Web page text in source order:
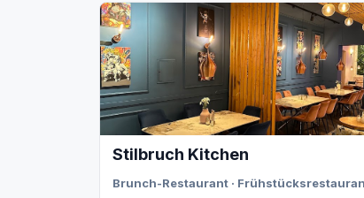
Stilbruch Kitchen
Brunch-Restaurant ·